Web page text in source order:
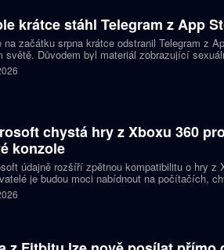
krátce stáhl Telegram z App
na začátku srpna krátce odstranil Telegram z
světě. Důvodem byl materiál zobrazující
podle firmy sdílel jeden uživatel. Telegram
a aplikace se ještě během stejného dne do
chystá hry z Xboxu 360
konzole
údajně rozšíří zpětnou kompatibilitu o hry z
je budou moci nabídnout na počítačích,
Helix i přenosných zařízeních. První tituly by
let 2027 a 2028.